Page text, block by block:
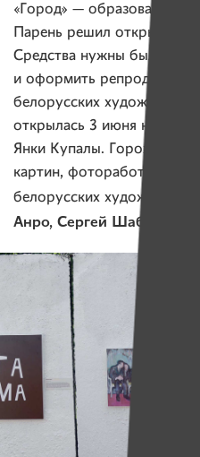
«Город» —
Парень решил открыть
Средства нужны были для
и оформить репродукции
белорусских художников.
открылась 3 июня на
Янки Купалы. Горожанам
картин, фоторабот и
белорусских художников,
Анро, Сергей Шабохин,